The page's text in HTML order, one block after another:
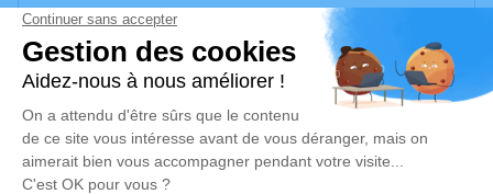
anecdote ou exprimer vos pensées à travers des poèmes
ou des textes. Cet endroit est un lieu d'expression dédié à
honorer la mémoire de David WOJNICZ.
Un service de plantation d’arbre hommage estdisponible